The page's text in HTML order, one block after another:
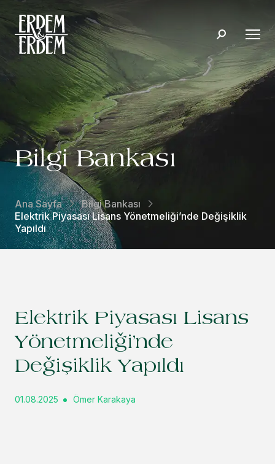
Bilgi Bankası
Ana Sayfa
Bilgi Bankası
Elektrik Piyasası Lisans Yönetmeliği’nde Değişiklik
Yapıldı
Elektrik Piyasası Lisans
Yönetmeliği’nde
Değişiklik Yapıldı
01.08.2025 Ömer Karakaya